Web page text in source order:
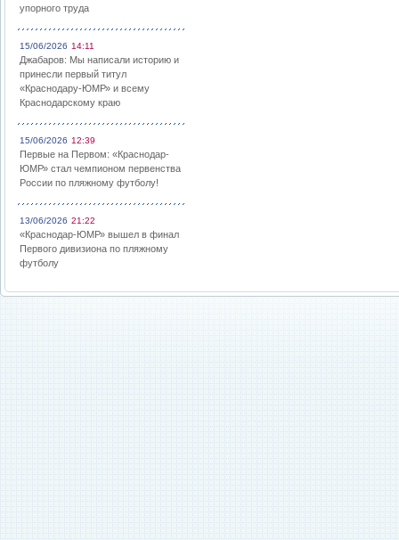
упорного труда
15/06/2026 14:11
Джабаров: Мы написали историю и
принесли первый титул
«Краснодару-ЮМР» и всему
Краснодарскому краю
15/06/2026 12:39
Первые на Первом: «Краснодар-
ЮМР» стал чемпионом первенства
России по пляжному футболу!
13/06/2026 21:22
«Краснодар-ЮМР» вышел в финал
Первого дивизиона по пляжному
футболу